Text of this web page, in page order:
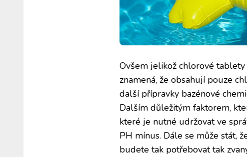
Ovšem jelikož chlorové
znamená, že obsahují pouze
další přípravky bazénové
Dalším důležitým faktorem,
které je nutné udržovat ve
PH mínus. Dále se může stát,
budete tak potřebovat tak